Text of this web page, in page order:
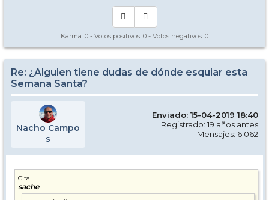
A ver si puedo subir alguna foto, que tampoco he hecho muchas.
Las dos primeras son la zona de vuelta desde La Aguille Percée que es
la zona más expuesta y donde primero da el sol por la mañana.
Esta es desde el apartamento justo ahora mismo. Notese la distancia
que tengo del apartamento al primer remonte. Los edificios son feos,
si, pero llegados a unas determinadas edades prima la comodidad.
Nacho Campos
Karma: 0 - Votos positivos: 0 - Votos negativos: 0
Re: ¿Alguien tiene dudas de dónde esquiar esta
Semana Santa?
Nacho Campo
s
Enviado: 15-04-2019 18:40
Registrado: 19 años antes
Mensajes: 6.062
Cita
sache